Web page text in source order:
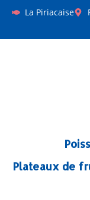
La Piriacaise
Plateaux de